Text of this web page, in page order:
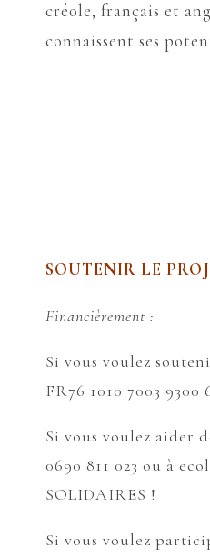
créole, français et
connaissent ses
SOUTENIR LE
Financièrement :
Si vous voulez
FR76 1010 7003 9300
Si vous voulez aider
0690 811 023 ou à
SOLIDAIRES !
Si vous voulez